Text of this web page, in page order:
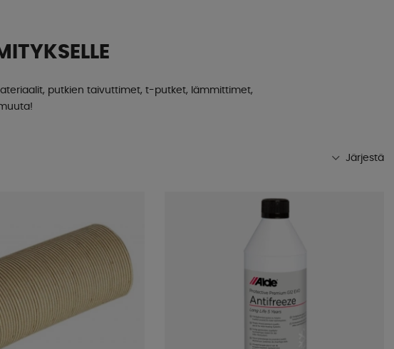
putkien taivuttimet, t-putket, lämmittimet,
Järjestä
Korkein hinta
Tuotemerkki